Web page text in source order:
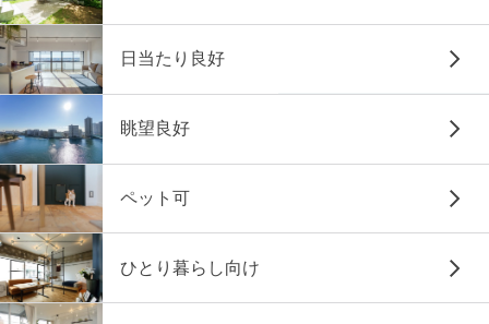
日当たり良好
眺望良好
ペット可
ひとり暮らし向け